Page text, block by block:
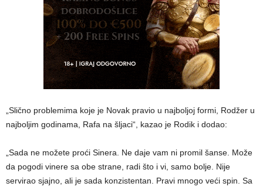
„Slično problemima koje je Novak pravio u najboljoj formi, Rodžer u
najboljim godinama, Rafa na šljaci“, kazao je Rodik i dodao:
„Sada ne možete proći Sinera. Ne daje vam ni promil šanse. Može
da pogodi vinere sa obe strane, radi što i vi, samo bolje. Nije
servirao sjajno, ali je sada konzistentan. Pravi mnogo veći spin. Sa